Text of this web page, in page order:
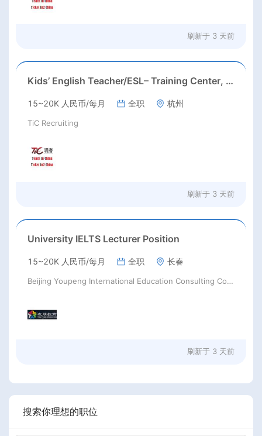
刷新于 3 天前
Kids’ English Teacher/ESL– Training Center, Ages 3-12
15~20K 人民币/每月 全职 杭州
TiC Recruiting
刷新于 3 天前
University IELTS Lecturer Position
15~20K 人民币/每月 全职 长春
Beijing Youpeng International Education Consulting Co., Ltd
刷新于 3 天前
搜索你理想的职位